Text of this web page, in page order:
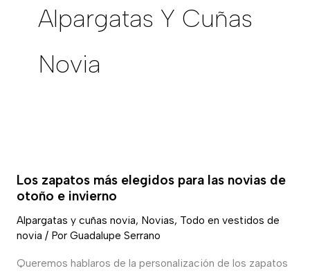
Alpargatas Y Cuñas
Novia
Los zapatos más elegidos para las novias de
otoño e invierno
Alpargatas y cuñas novia, Novias, Todo en vestidos de
novia / Por Guadalupe Serrano
Queremos hablaros de la personalización de los zapatos
más
elegidos
para
las
novias